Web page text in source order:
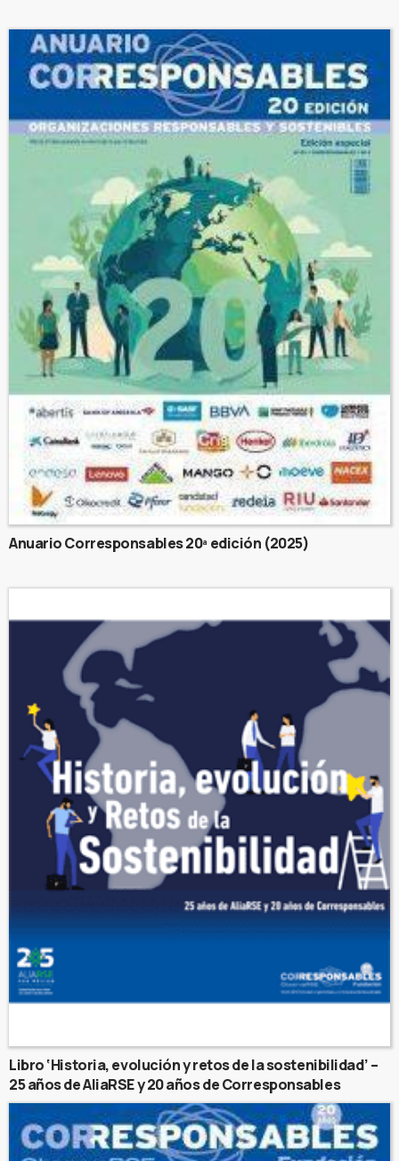
Anuario Corresponsables 20ª edición (2025)
Libro ‘Historia, evolución y retos de la sostenibilidad’ –
25 años de AliaRSE y 20 años de Corresponsables